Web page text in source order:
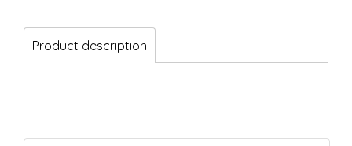
Product description